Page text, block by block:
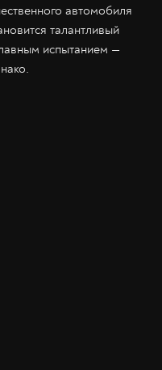
автомобиля
талантливый
испытанием —